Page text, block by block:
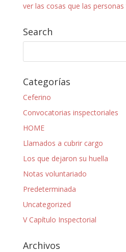
ver las cosas que las
Search
Categorías
Ceferino
Convocatorias inspectoriales
HOME
Llamados a cubrir cargo
Los que dejaron su huella
Notas voluntariado
Predeterminada
Uncategorized
V Capítulo Inspectorial
Archivos